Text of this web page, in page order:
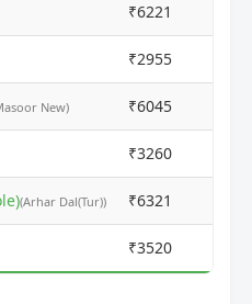
₹6221
₹2955
New) ₹6045
₹3260
(Arhar Dal(Tur)) ₹6321
₹3520